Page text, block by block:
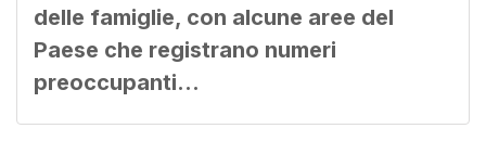
delle famiglie, con alcune aree del
Paese che registrano numeri
preoccupanti…